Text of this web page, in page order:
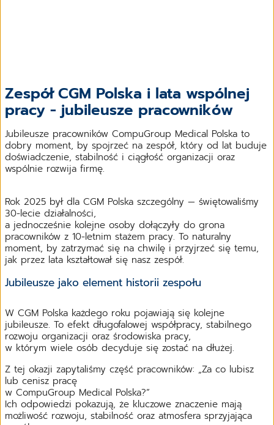
Zespół CGM Polska i lata wspólnej
pracy - jubileusze pracowników
Jubileusze pracowników CompuGroup Medical Polska to
dobry moment, by spojrzeć na zespół, który od lat buduje
doświadczenie, stabilność i ciągłość organizacji oraz
wspólnie rozwija firmę.
Rok 2025 był dla CGM Polska szczególny — świętowaliśmy
30-lecie działalności,
a jednocześnie kolejne osoby dołączyły do grona
pracowników z 10-letnim stażem pracy. To naturalny
moment, by zatrzymać się na chwilę i przyjrzeć się temu,
jak przez lata kształtował się nasz zespół.
Jubileusze jako element historii zespołu
W CGM Polska każdego roku pojawiają się kolejne
jubileusze. To efekt długofalowej współpracy, stabilnego
rozwoju organizacji oraz środowiska pracy,
w którym wiele osób decyduje się zostać na dłużej.
Z tej okazji zapytaliśmy część pracowników: „Za co lubisz
lub cenisz pracę
w CompuGroup Medical Polska?”
Ich odpowiedzi pokazują, że kluczowe znaczenie mają
możliwość rozwoju, stabilność oraz atmosfera sprzyjająca